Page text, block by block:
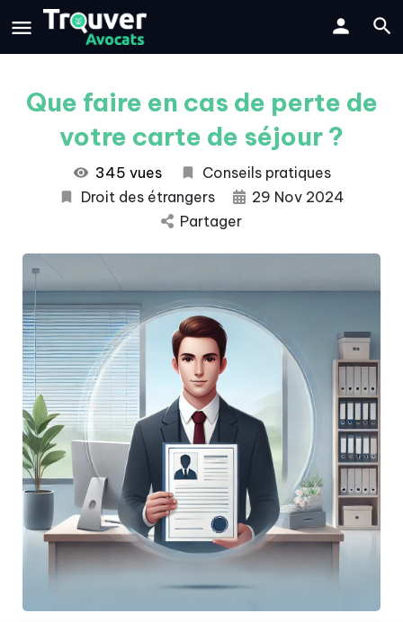
Que faire en cas de perte de
votre carte de séjour ?
345 vues
Conseils pratiques
Droit des étrangers
29 Nov 2024
Partager